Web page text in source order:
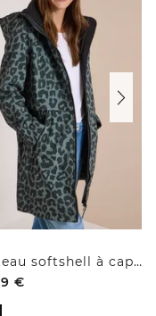
Manteau softshell à capuche et motif léopard
€